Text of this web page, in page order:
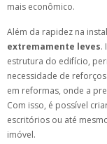
mais econômico.
Além da rapidez na
extremamente leves.
estrutura do edifício,
necessidade de
em reformas, onde a
Com isso, é possível
escritórios ou até
imóvel.